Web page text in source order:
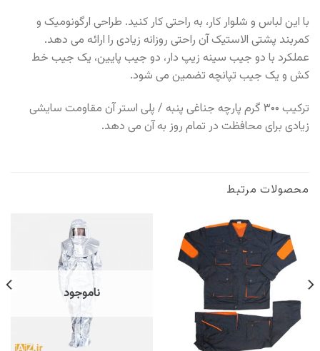
با این لباس و شلوار کار، به راحتی کار کنید. طراحی ارگونومیک و
کمربند پشتی الاستیک آن راحتی روزانه زیادی را ارائه می دهد.
عملکرد با دو جیب سینه زیپ دار، دو جیب پایین، یک جیب خط
کش و یک جیب تپانچه تضمین می شود.
ترکیب ۳۰۰ گرم پارچه جناغی پنبه / پلی استر آن مقاومت سایشی
زیادی برای محافظت در تمام روز به آن می دهد.
محصولات مرتبط
ناموجود